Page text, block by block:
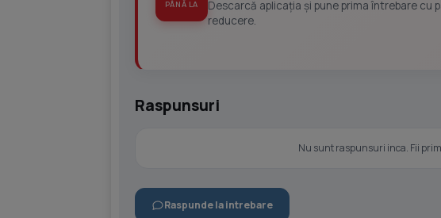
PÂNĂ LA Descarcă aplicația și pune prima întrebare cu
reducere.
Raspunsuri
Nu sunt raspunsuri inca. Fii
Raspunde la intrebare